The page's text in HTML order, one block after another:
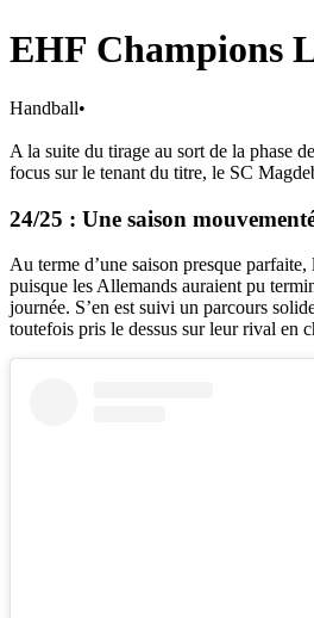
EHF Champions
Handball•
A la suite du tirage au sort de la phase
focus sur le tenant du titre, le SC
24/25 : Une saison
Au terme d’une saison presque
puisque les Allemands auraient pu
journée. S’en est suivi un parcours
toutefois pris le dessus sur leur rival en